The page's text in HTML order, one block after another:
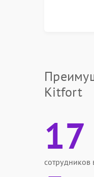
Kitfort
17
сотрудников